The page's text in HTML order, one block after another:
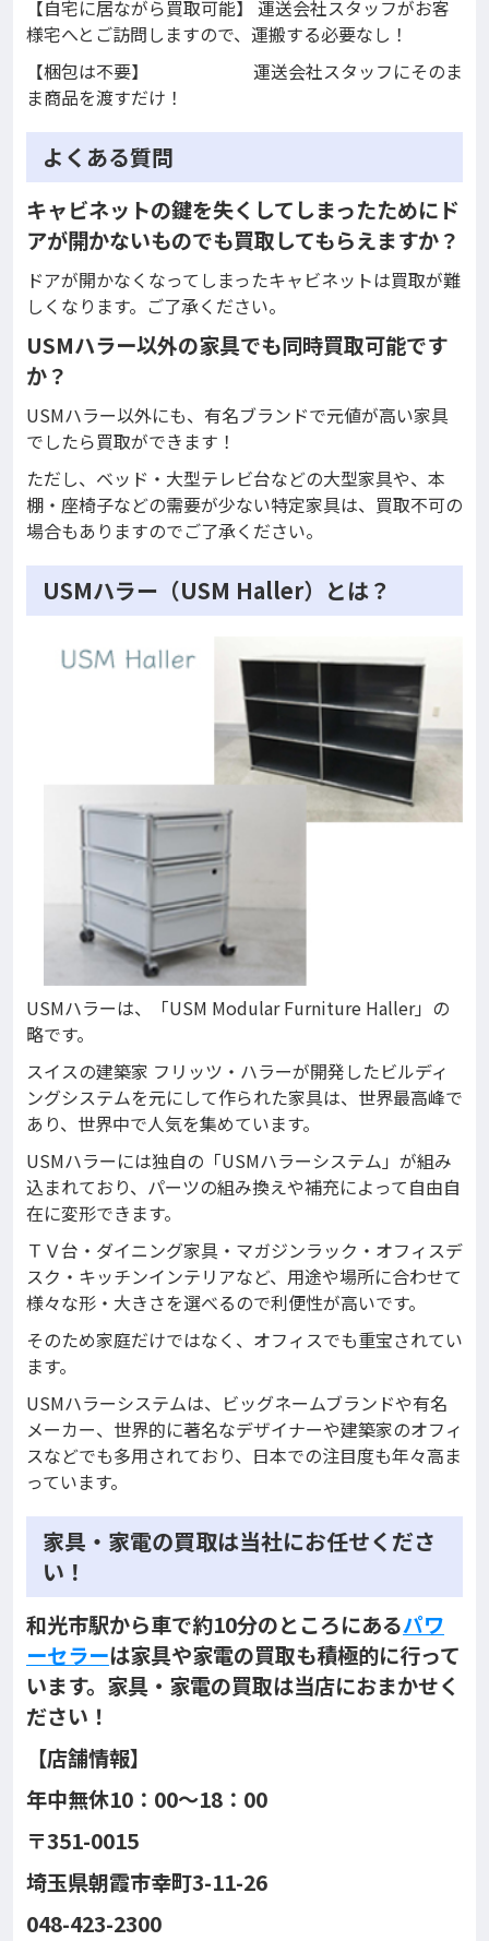
【自宅に居ながら買取可能】 運送会社スタッフがお客
様宅へとご訪問しますので、運搬する必要なし！
【梱包は不要】 運送会社スタッフにそのま
ま商品を渡すだけ！
よくある質問
キャビネットの鍵を失くしてしまったためにド
アが開かないものでも買取してもらえますか？
ドアが開かなくなってしまったキャビネットは買取が難
しくなります。ご了承ください。
USMハラー以外の家具でも同時買取可能です
か？
USMハラー以外にも、有名ブランドで元値が高い家具
でしたら買取ができます！
ただし、ベッド・大型テレビ台などの大型家具や、本
棚・座椅子などの需要が少ない特定家具は、買取不可の
場合もありますのでご了承ください。
USMハラー（USM Haller）とは？
USMハラーは、「USM Modular Furniture Haller」の
略です。
スイスの建築家 フリッツ・ハラーが開発したビルディ
ングシステムを元にして作られた家具は、世界最高峰で
あり、世界中で人気を集めています。
USMハラーには独自の「USMハラーシステム」が組み
込まれており、パーツの組み換えや補充によって自由自
在に変形できます。
ＴＶ台・ダイニング家具・マガジンラック・オフィスデ
スク・キッチンインテリアなど、用途や場所に合わせて
様々な形・大きさを選べるので利便性が高いです。
そのため家庭だけではなく、オフィスでも重宝されてい
ます。
USMハラーシステムは、ビッグネームブランドや有名
メーカー、世界的に著名なデザイナーや建築家のオフィ
スなどでも多用されており、日本での注目度も年々高ま
っています。
家具・家電の買取は当社にお任せくださ
い！
和光市駅から車で約10分のところにあるパワ
ーセラーは家具や家電の買取も積極的に行って
います。家具・家電の買取は当店におまかせく
ださい！
【店舗情報】
年中無休10：00～18：00
〒351-0015
埼玉県朝霞市幸町3-11-26
048-423-2300